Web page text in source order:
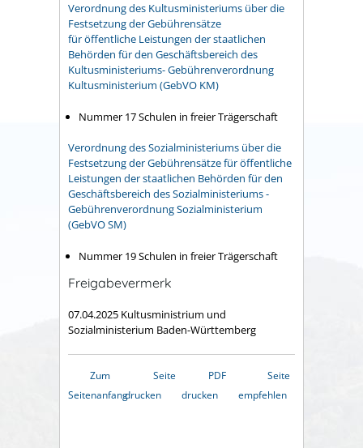
Verordnung des Kultusministeriums über die
Festsetzung der Gebührensätze
für öffentliche Leistungen der staatlichen
Behörden für den Geschäftsbereich des
Kultusministeriums- Gebührenverordnung
Kultusministerium (GebVO KM)
Nummer 17 Schulen in freier Trägerschaft
Verordnung des Sozialministeriums über die
Festsetzung der Gebührensätze für öffentliche
Leistungen der staatlichen Behörden für den
Geschäftsbereich des Sozialministeriums -
Gebührenverordnung Sozialministerium
(GebVO SM)
Nummer 19 Schulen in freier Trägerschaft
Freigabevermerk
07.04.2025 Kultusministrium und
Sozialministerium Baden-Württemberg
Zum
Seitenanfang
Seite
drucken
PDF
drucken
Seite
empfehlen